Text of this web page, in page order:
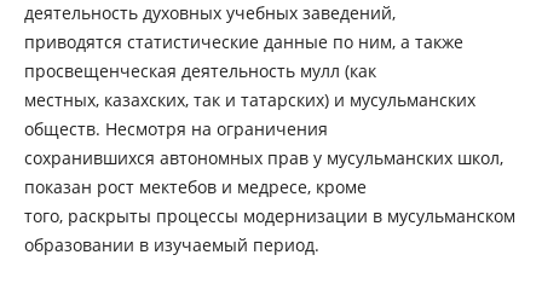
деятельность духовных учебных заведений,
приводятся статистические данные по ним, а также
просвещенческая деятельность мулл (как
местных, казахских, так и татарских) и мусульманских
обществ. Несмотря на ограничения
сохранившихся автономных прав у мусульманских школ,
показан рост мектебов и медресе, кроме
того, раскрыты процессы модернизации в мусульманском
образовании в изучаемый период.